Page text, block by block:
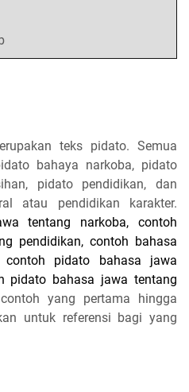
teks pidato. Semua
bahaya narkoba, pidato
pidato pendidikan, dan
atau pendidikan karakter.
tentang narkoba, contoh
pendidikan, contoh bahasa
contoh pidato bahasa jawa
pidato bahasa jawa tentang
yang pertama hingga
untuk referensi bagi yang